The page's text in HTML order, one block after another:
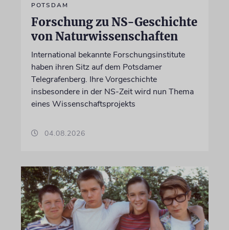
POTSDAM
Forschung zu NS-Geschichte
von Naturwissenschaften
International bekannte Forschungsinstitute
haben ihren Sitz auf dem Potsdamer
Telegrafenberg. Ihre Vorgeschichte
insbesondere in der NS-Zeit wird nun Thema
eines Wissenschaftsprojekts
04.08.2026